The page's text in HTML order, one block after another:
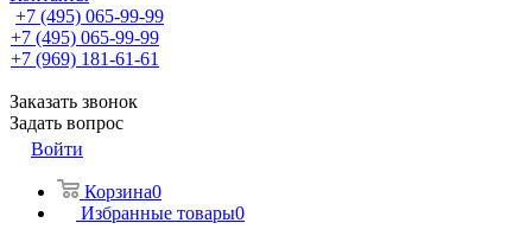
+7 (495) 065-99-99
+7 (495) 065-99-99
+7 (969) 181-61-61
Заказать звонок
Задать вопрос
Войти
Корзина0
Избранные товары0